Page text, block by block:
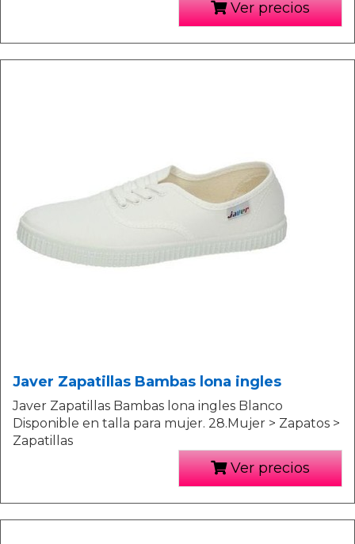
Ver precios
Javer Zapatillas Bambas lona ingles
Javer Zapatillas Bambas lona ingles Blanco
Disponible en talla para mujer. 28.Mujer > Zapatos >
Zapatillas
Ver precios